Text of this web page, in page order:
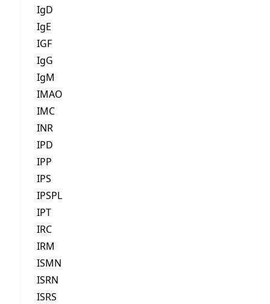
IgD
IgE
IGF
IgG
IgM
IMAO
IMC
INR
IPD
IPP
IPS
IPSPL
IPT
IRC
IRM
ISMN
ISRN
ISRS